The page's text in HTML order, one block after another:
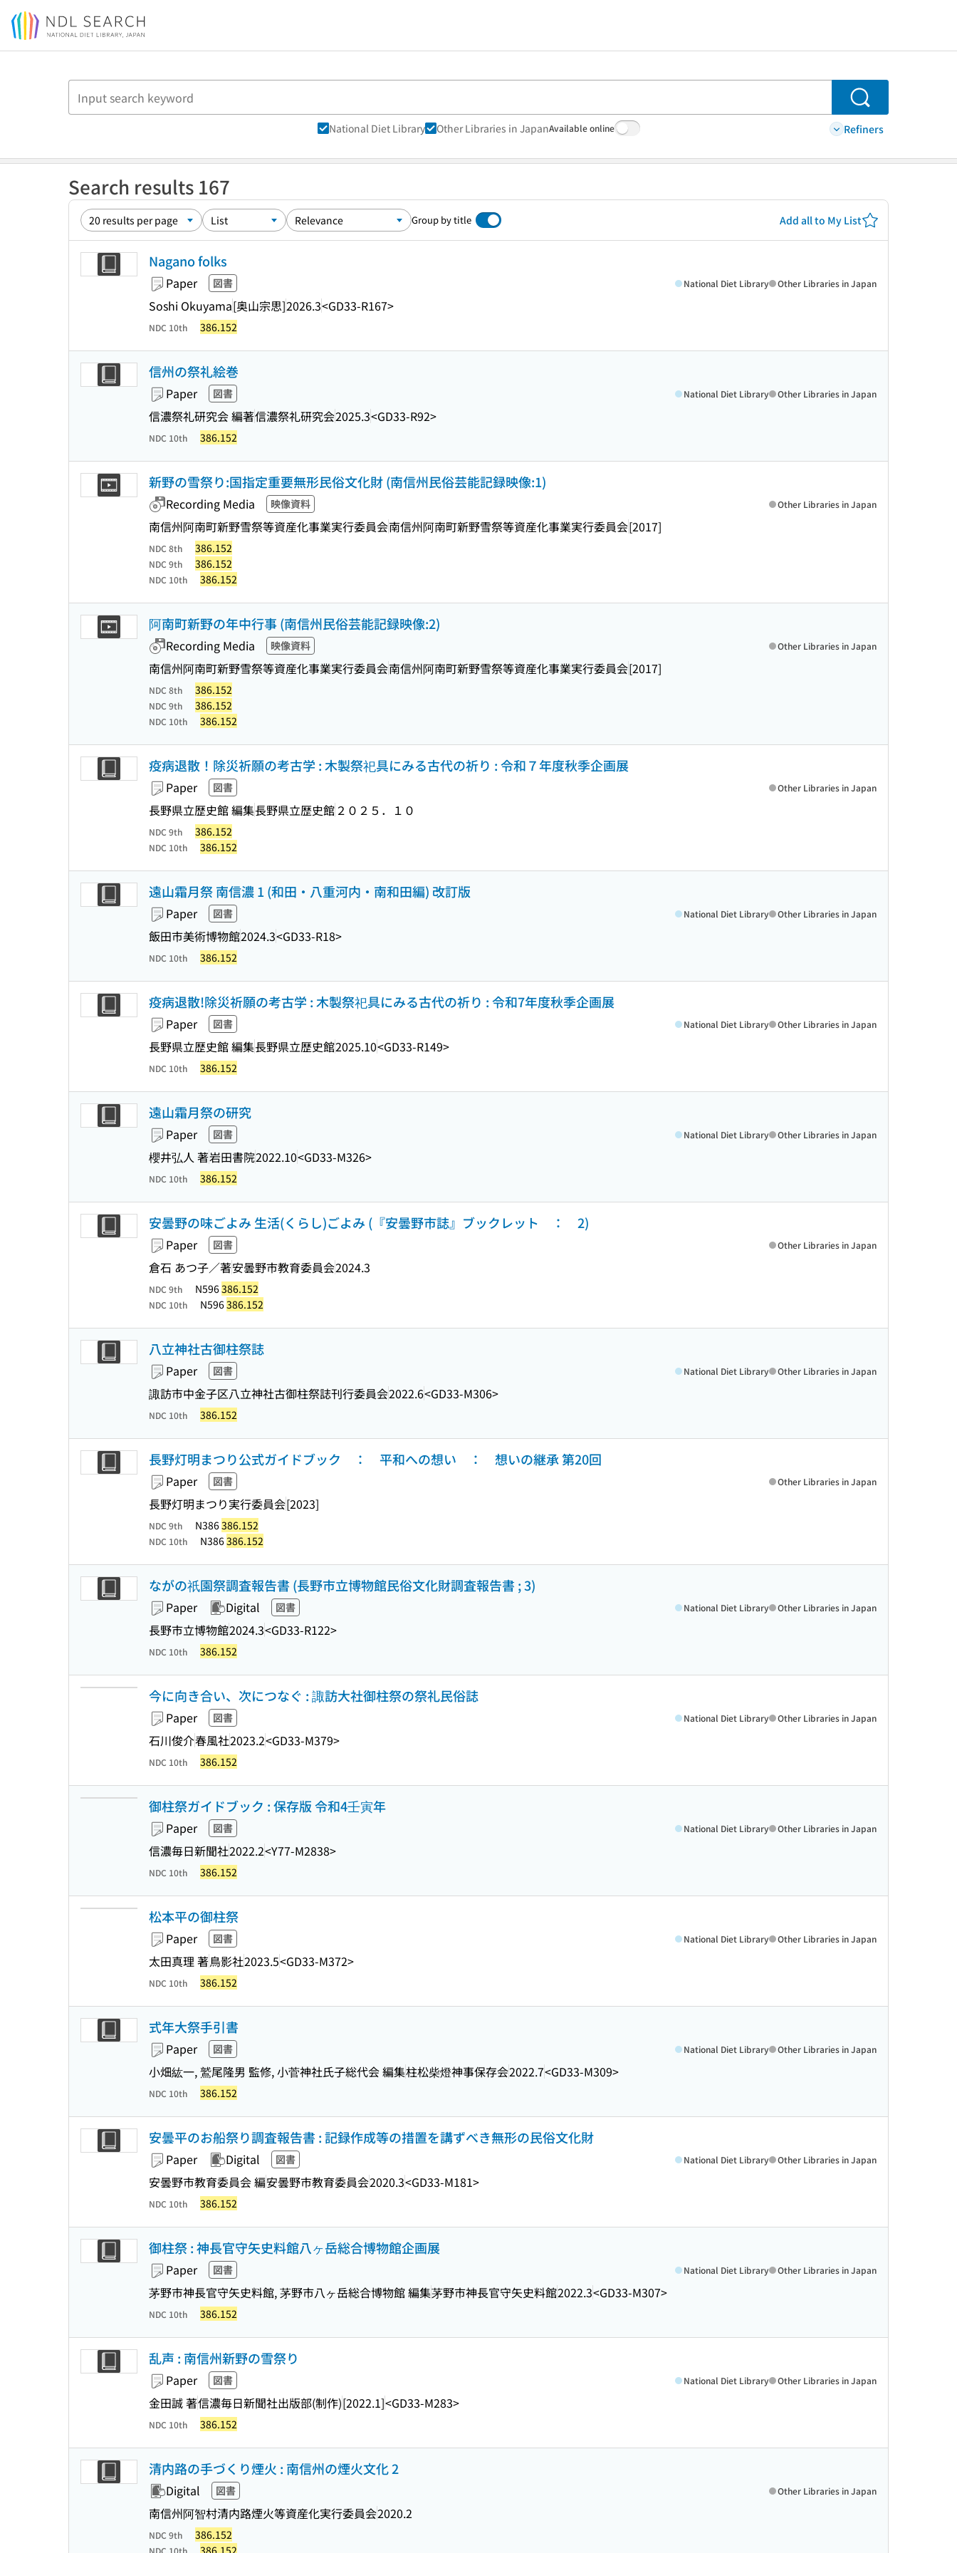
Jump to main content
Search
National Diet Library Other Libraries in JapanAvailable online Refiners
Search results 167
Group by title Add all to My List
Nagano folks
Paper 図書
Soshi Okuyama[奥山宗思]2026.3<GD33-R167>
National Diet Library Other Libraries in Japan
NDC 10th 386.152
信州の祭礼絵巻
Paper 図書
信濃祭礼研究会 編著信濃祭礼研究会2025.3<GD33-R92>
National Diet Library Other Libraries in Japan
NDC 10th 386.152
新野の雪祭り:国指定重要無形民俗文化財 (南信州民俗芸能記録映像:1)
Recording Media 映像資料
南信州阿南町新野雪祭等資産化事業実行委員会南信州阿南町新野雪祭等資産化事業実行委員会[2017]
Other Libraries in Japan
NDC 8th 386.152
NDC 9th 386.152
NDC 10th 386.152
阿南町新野の年中行事 (南信州民俗芸能記録映像:2)
Recording Media 映像資料
南信州阿南町新野雪祭等資産化事業実行委員会南信州阿南町新野雪祭等資産化事業実行委員会[2017]
Other Libraries in Japan
NDC 8th 386.152
NDC 9th 386.152
NDC 10th 386.152
疫病退散！除災祈願の考古学 : 木製祭祀具にみる古代の祈り : 令和７年度秋季企画展
Paper 図書
長野県立歴史館 編集長野県立歴史館 ２０２５．１０
Other Libraries in Japan
NDC 9th 386.152
NDC 10th 386.152
遠山霜月祭 南信濃 1 (和田・八重河内・南和田編) 改訂版
Paper 図書
飯田市美術博物館2024.3<GD33-R18>
National Diet Library Other Libraries in Japan
NDC 10th 386.152
疫病退散!除災祈願の考古学 : 木製祭祀具にみる古代の祈り : 令和7年度秋季企画展
Paper 図書
長野県立歴史館 編集長野県立歴史館2025.10<GD33-R149>
National Diet Library Other Libraries in Japan
NDC 10th 386.152
遠山霜月祭の研究
Paper 図書
櫻井弘人 著岩田書院2022.10<GD33-M326>
National Diet Library Other Libraries in Japan
NDC 10th 386.152
安曇野の味ごよみ 生活(くらし)ごよみ (『安曇野市誌』ブックレット ： 2)
Paper 図書
倉石 あつ子／著安曇野市教育委員会2024.3
Other Libraries in Japan
NDC 9th N596386.152
NDC 10th N596386.152
八立神社古御柱祭誌
Paper 図書
諏訪市中金子区八立神社古御柱祭誌刊行委員会2022.6<GD33-M306>
National Diet Library Other Libraries in Japan
NDC 10th 386.152
長野灯明まつり公式ガイドブック ： 平和への想い ： 想いの継承 第20回
Paper 図書
長野灯明まつり実行委員会[2023]
Other Libraries in Japan
NDC 9th N386386.152
NDC 10th N386386.152
ながの祇園祭調査報告書 (長野市立博物館民俗文化財調査報告書 ; 3)
Paper Digital 図書
長野市立博物館2024.3<GD33-R122>
National Diet Library Other Libraries in Japan
NDC 10th 386.152
今に向き合い、次につなぐ : 諏訪大社御柱祭の祭礼民俗誌
Paper 図書
石川俊介春風社2023.2<GD33-M379>
National Diet Library Other Libraries in Japan
NDC 10th 386.152
御柱祭ガイドブック : 保存版 令和4壬寅年
Paper 図書
信濃毎日新聞社2022.2<Y77-M2838>
National Diet Library Other Libraries in Japan
NDC 10th 386.152
松本平の御柱祭
Paper 図書
太田真理 著鳥影社2023.5<GD33-M372>
National Diet Library Other Libraries in Japan
NDC 10th 386.152
式年大祭手引書
Paper 図書
小畑紘一, 鷲尾隆男 監修, 小菅神社氏子総代会 編集柱松柴燈神事保存会2022.7<GD33-M309>
National Diet Library Other Libraries in Japan
NDC 10th 386.152
安曇平のお船祭り調査報告書 : 記録作成等の措置を講ずべき無形の民俗文化財
Paper Digital 図書
安曇野市教育委員会 編安曇野市教育委員会2020.3<GD33-M181>
National Diet Library Other Libraries in Japan
NDC 10th 386.152
御柱祭 : 神長官守矢史料館八ヶ岳総合博物館企画展
Paper 図書
茅野市神長官守矢史料館, 茅野市八ヶ岳総合博物館 編集茅野市神長官守矢史料館2022.3<GD33-M307>
National Diet Library Other Libraries in Japan
NDC 10th 386.152
乱声 : 南信州新野の雪祭り
Paper 図書
金田誠 著信濃毎日新聞社出版部(制作)[2022.1]<GD33-M283>
National Diet Library Other Libraries in Japan
NDC 10th 386.152
清内路の手づくり煙火 : 南信州の煙火文化 2
Digital 図書
南信州阿智村清内路煙火等資産化実行委員会2020.2
Other Libraries in Japan
NDC 9th 386.152
NDC 10th 386.152